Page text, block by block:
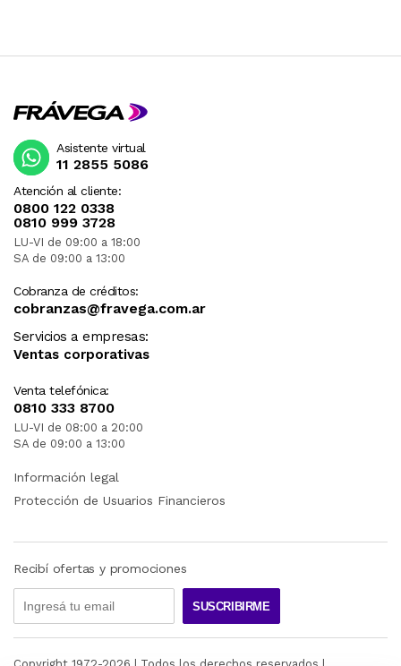
Atención al cliente:
0800 122 0338
0810 999 3728
LU-VI de 09:00 a 18:00
SA de 09:00 a 13:00
Cobranza de créditos:
cobranzas@fravega.com.ar
Servicios a empresas:
Ventas corporativas
Venta telefónica:
0810 333 8700
LU-VI de 08:00 a 20:00
SA de 09:00 a 13:00
Asistente virtual
11 2855 5086
Información legal
Protección de Usuarios Financieros
Recibí ofertas y promociones
SUSCRIBIRME